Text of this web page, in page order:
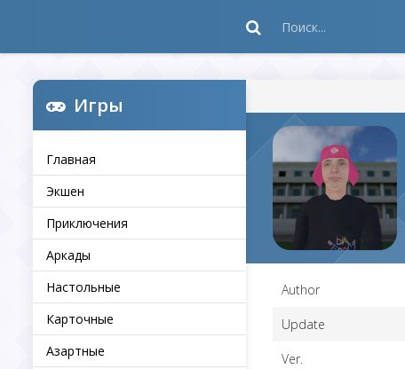
Игры
Главная
Экшен
Приключения
Аркады
Настольные
Карточные
Азартные
Author
Update
Ver.